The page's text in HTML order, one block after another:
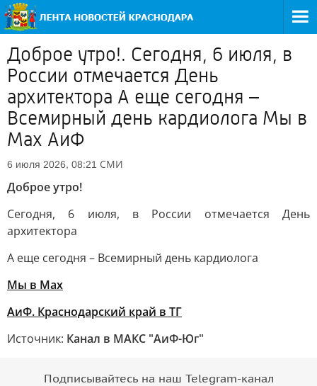
Доброе утро!. Сегодня, 6 июля, в
России отмечается День
архитектора А еще сегодня –
Всемирный день кардиолога Мы в
Мах АиФ
6 июля 2026, 08:21 СМИ
Доброе утро!
Сегодня, 6 июля, в России отмечается День
архитектора
А еще сегодня – Всемирный день кардиолога
Мы в Мах
АиФ. Краснодарский край в ТГ
Источник: Канал в МАКС "АиФ-Юг"
Подписывайтесь на наш Telegram-канал